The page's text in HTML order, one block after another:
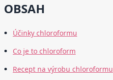
OBSAH
Účinky chloroformu
Co je to chloroform
Recept na výrobu chloroformu